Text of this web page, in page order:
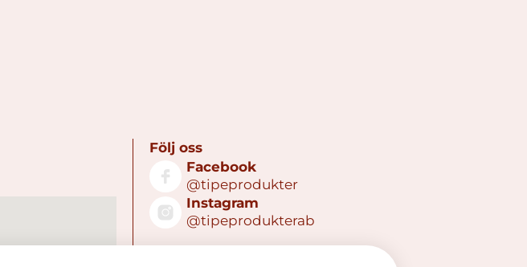
Följ oss
Facebook
@tipeprodukter
Instagram
@tipeprodukterab